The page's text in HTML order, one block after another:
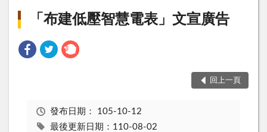
「布建低壓智慧電表」文宣廣告
回上一頁
發布日期： 105-10-12
最後更新日期：110-08-02